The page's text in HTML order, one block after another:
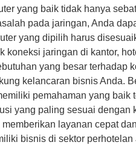
yang baik tidak hanya
pada jaringan, Anda
yang dipilih harus
jaringan di kantor,
yang besar terhadap
kelancaran bisnis Anda.
pemahaman yang
yang paling sesuai
layanan cepat
bisnis di sektor